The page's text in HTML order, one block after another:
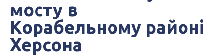
мосту в
Корабельному районі
Херсона